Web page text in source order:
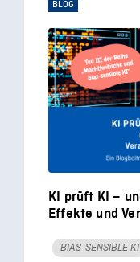
BLOG
KI prüft KI –
Effekte und
BIAS-SENSIBLE KI